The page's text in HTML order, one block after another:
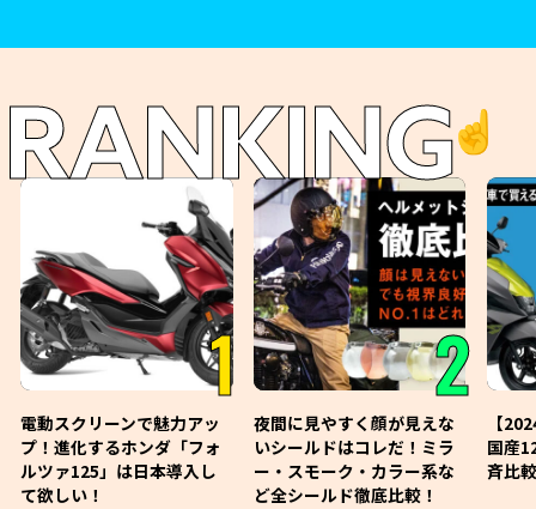
RANKING☝️
1
電動スクリーンで魅力アッ
プ！進化するホンダ「フォ
ルツァ125」は日本導入し
て欲しい！
2
夜間に見やすく顔が見えな
いシールドはコレだ！ミラ
ー・スモーク・カラー系な
ど全シールド徹底比較！
【
国産
斉比